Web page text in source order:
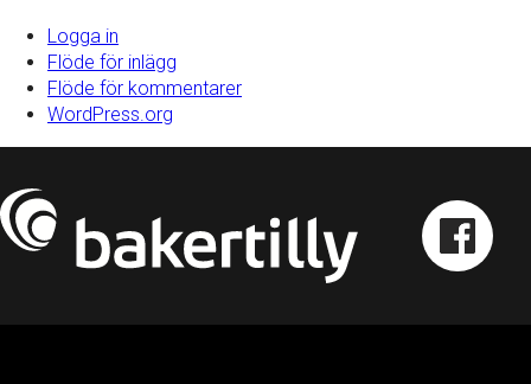
Logga in
Flöde för inlägg
Flöde för kommentarer
WordPress.org